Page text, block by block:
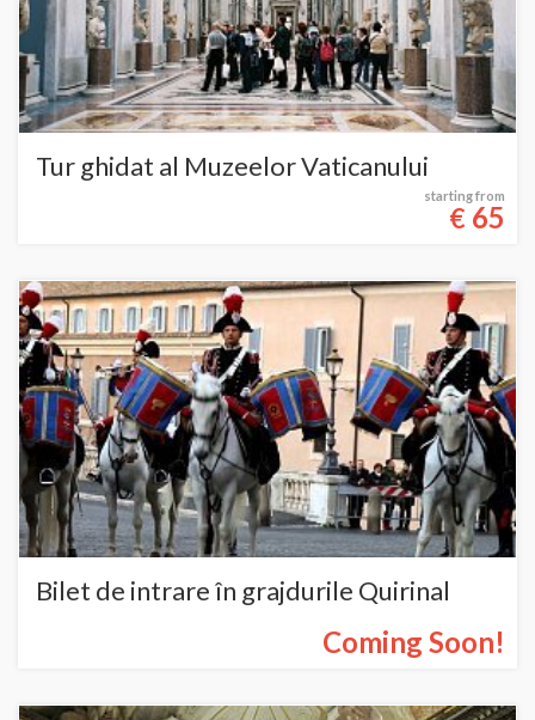
Tur ghidat al Muzeelor Vaticanului
starting from
€ 65
Bilet de intrare în grajdurile Quirinal
Coming Soon!